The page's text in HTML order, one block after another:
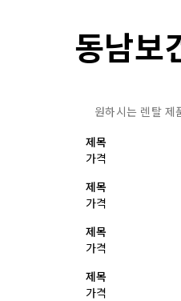
동남보
원하시는 렌탈 제
제목
가격
제목
가격
제목
가격
제목
가격